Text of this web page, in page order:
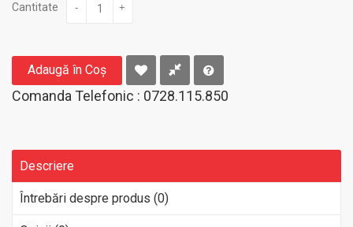
Cantitate - +
Adaugă în Coş
Comanda Telefonic : 0728.115.850
Descriere
Întrebări despre produs (0)